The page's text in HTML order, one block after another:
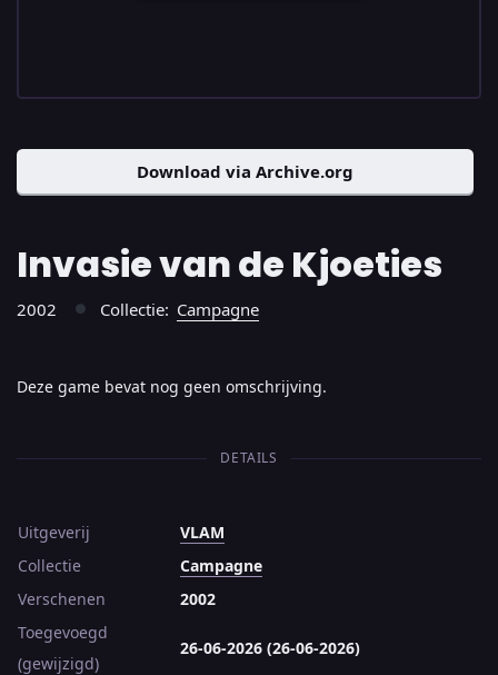
Download via Archive.org
Invasie van de Kjoeties
2002 ● Collectie: Campagne
Deze game bevat nog geen omschrijving.
DETAILS
Uitgeverij
VLAM
Collectie
Campagne
Verschenen
2002
Toegevoegd
(gewijzigd)
26-06-2026 (26-06-2026)